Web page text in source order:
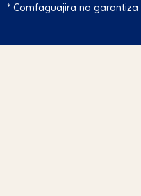
* Comfaguajira no